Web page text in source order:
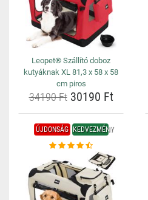
Leopet® Szállító doboz
kutyáknak XL 81,3 x 58 x 58
cm piros
34190 Ft30190 Ft
ÚJDONSÁG KEDVEZMÉNY